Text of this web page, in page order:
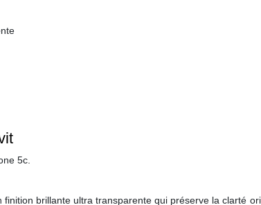
5c.
brillante ultra transparente qui préserve la clarté